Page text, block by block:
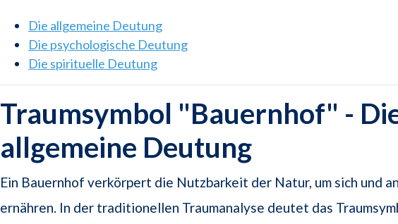
Die allgemeine Deutung
Die psychologische Deutung
Die spirituelle Deutung
Traumsymbol "Bauernhof" -
allgemeine Deutung
Ein Bauernhof verkörpert die Nutzbarkeit der Natur, um sich und
ernähren. In der traditionellen Traumanalyse deutet das